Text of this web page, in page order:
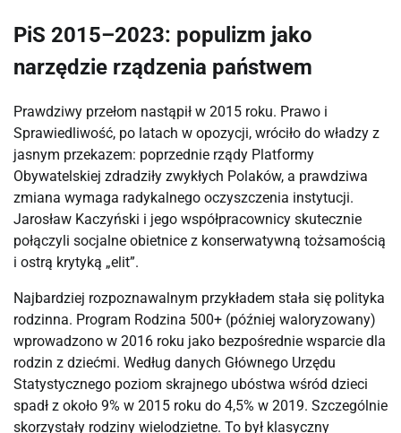
PiS 2015–2023: populizm jako
narzędzie rządzenia państwem
Prawdziwy przełom nastąpił w 2015 roku. Prawo i
Sprawiedliwość, po latach w opozycji, wróciło do władzy z
jasnym przekazem: poprzednie rządy Platformy
Obywatelskiej zdradziły zwykłych Polaków, a prawdziwa
zmiana wymaga radykalnego oczyszczenia instytucji.
Jarosław Kaczyński i jego współpracownicy skutecznie
połączyli socjalne obietnice z konserwatywną tożsamością
i ostrą krytyką „elit”.
Najbardziej rozpoznawalnym przykładem stała się polityka
rodzinna. Program Rodzina 500+ (później waloryzowany)
wprowadzono w 2016 roku jako bezpośrednie wsparcie dla
rodzin z dziećmi. Według danych Głównego Urzędu
Statystycznego poziom skrajnego ubóstwa wśród dzieci
spadł z około 9% w 2015 roku do 4,5% w 2019. Szczególnie
skorzystały rodziny wielodzietne. To był klasyczny